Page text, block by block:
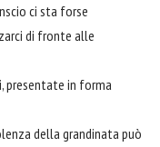
ci sta forse
di fronte alle
presentate in forma
della grandinata può